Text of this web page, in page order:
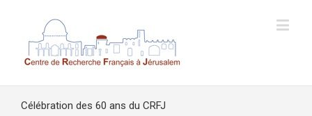
Célébration des 60 ans du CRFJ